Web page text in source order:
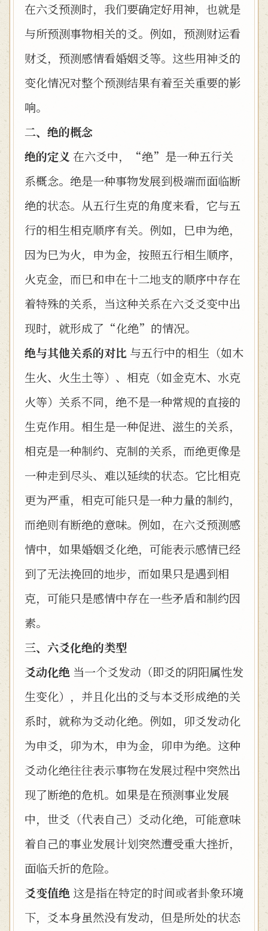
在六爻预测时，我们要确定好用神，也就是
与所预测事物相关的爻。例如，预测财运看
财爻，预测感情看婚姻爻等。这些用神爻的
变化情况对整个预测结果有着至关重要的影
响。
二、绝的概念
绝的定义 在六爻中，“绝”是一种五行关
系概念。绝是一种事物发展到极端而面临断
绝的状态。从五行生克的角度来看，它与五
行的相生相克顺序有关。例如，巳申为绝，
因为巳为火，申为金，按照五行相生顺序，
火克金，而巳和申在十二地支的顺序中存在
着特殊的关系，当这种关系在六爻爻变中出
现时，就形成了“化绝”的情况。
绝与其他关系的对比 与五行中的相生（如木
生火、火生土等）、相克（如金克木、水克
火等）关系不同，绝不是一种常规的直接的
生克作用。相生是一种促进、滋生的关系，
相克是一种制约、克制的关系，而绝更像是
一种走到尽头、难以延续的状态。它比相克
更为严重，相克可能只是一种力量的制约，
而绝则有断绝的意味。例如，在六爻预测感
情中，如果婚姻爻化绝，可能表示感情已经
到了无法挽回的地步，而如果只是遇到相
克，可能只是感情中存在一些矛盾和制约因
素。
三、六爻化绝的类型
爻动化绝 当一个爻发动（即爻的阴阳属性发
生变化），并且化出的爻与本爻形成绝的关
系时，就称为爻动化绝。例如，卯爻发动化
为申爻，卯为木，申为金，卯申为绝。这种
爻动化绝往往表示事物在发展过程中突然出
现了断绝的危机。如果是在预测事业发展
中，世爻（代表自己）爻动化绝，可能意味
着自己的事业发展计划突然遭受重大挫折，
面临夭折的危险。
爻变值绝 这是指在特定的时间或者卦象环境
下，爻本身虽然没有发动，但是所处的状态